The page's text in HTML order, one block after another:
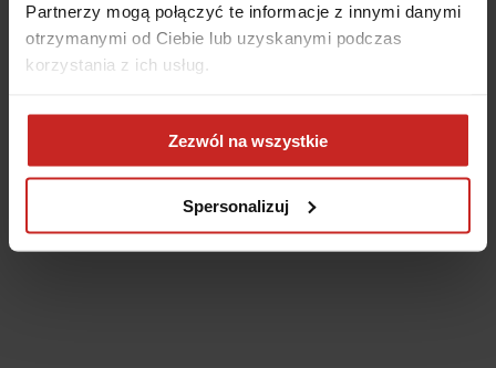
Partnerzy mogą połączyć te informacje z innymi danymi
otrzymanymi od Ciebie lub uzyskanymi podczas
korzystania z ich usług.
Zezwól na wszystkie
Spersonalizuj
browser console for more information)